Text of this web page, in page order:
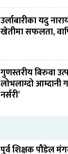
उर्लाबारीका यदु
खेतीमा सफलता,
गुणस्तरीय बिरुवा
लोभलाग्दो आम्दानी
नर्सरी’
पुर्व शिक्षक पौडेल